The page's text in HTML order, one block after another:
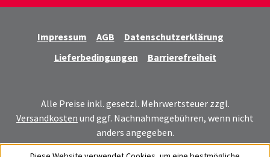
Impressum AGB
Datenschutzerklärung
Lieferbedingungen
Barrierefreiheit
Alle Preise inkl. gesetzl. Mehrwertsteuer zzgl.
Versandkosten und ggf. Nachnahmegebühren, wenn nicht
anders angegeben.